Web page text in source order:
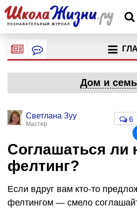
Дом и
Светлана Зуу
Мастер
6
Соглашаться ли
фелтинг?
Если вдруг вам кто-то
фелтингом — смело